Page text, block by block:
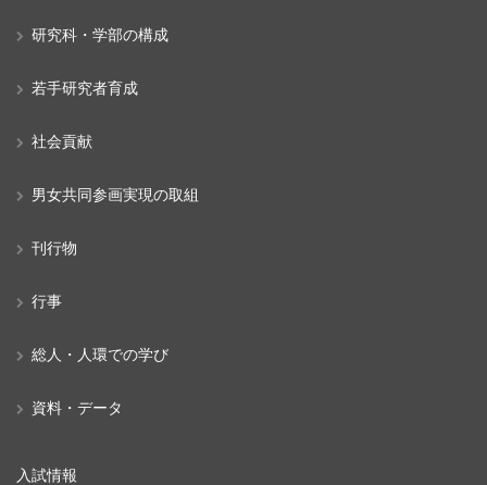
研究科・学部の構成
若手研究者育成
社会貢献
男女共同参画実現の取組
刊行物
行事
総人・人環での学び
資料・データ
入試情報